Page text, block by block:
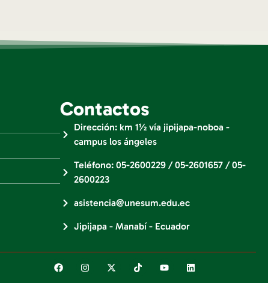
Contactos
Dirección: km 1½ vía jipijapa-noboa -
campus los ángeles
Teléfono: 05-2600229 / 05-2601657 / 05-
2600223
asistencia@unesum.edu.ec
Jipijapa - Manabí - Ecuador